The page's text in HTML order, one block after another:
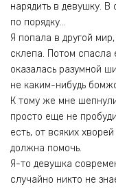
нарядить в девушку.
по порядку…
Я попала в другой
склепа. Потом спасла
оказалась разумной
не каким-нибудь
К тому же мне
просто еще не
есть, от всяких
должна помочь.
Я-то девушка
случайно никто не